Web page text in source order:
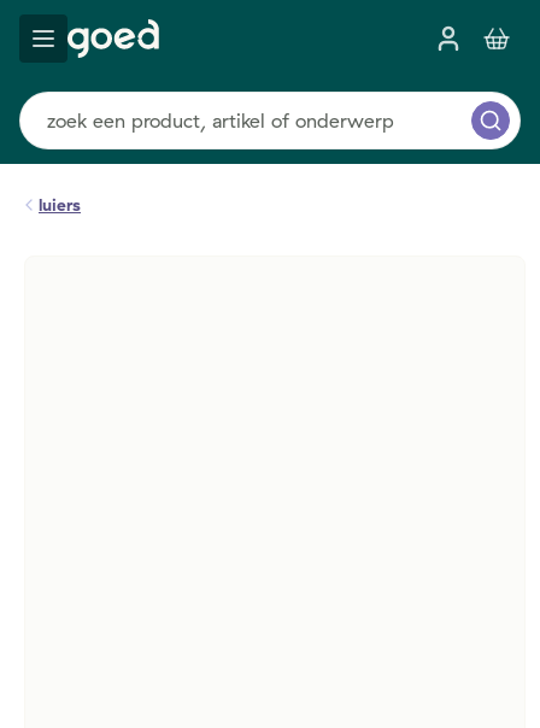
luiers